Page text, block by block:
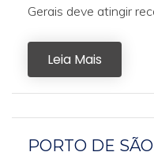
Gerais deve atingir
Leia Mais
PORTO DE